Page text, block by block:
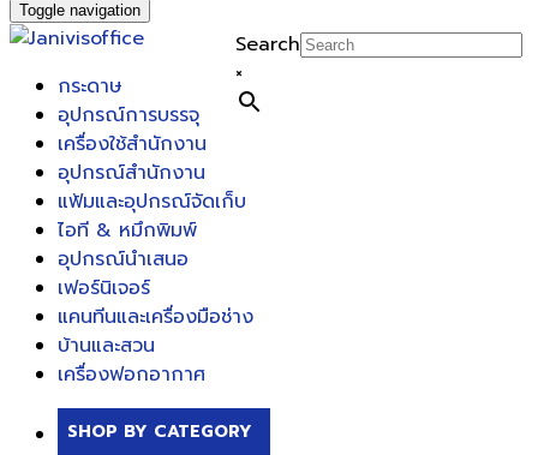
Toggle navigation
Search
×
กระดาษ
อุปกรณ์การบรรจุ
เครื่องใช้สำนักงาน
อุปกรณ์สำนักงาน
แฟ้มและอุปกรณ์จัดเก็บ
ไอที & หมึกพิมพ์
อุปกรณ์นำเสนอ
เฟอร์นิเจอร์
แคนทีนและเครื่องมือช่าง
บ้านและสวน
เครื่องฟอกอากาศ
SHOP BY CATEGORY